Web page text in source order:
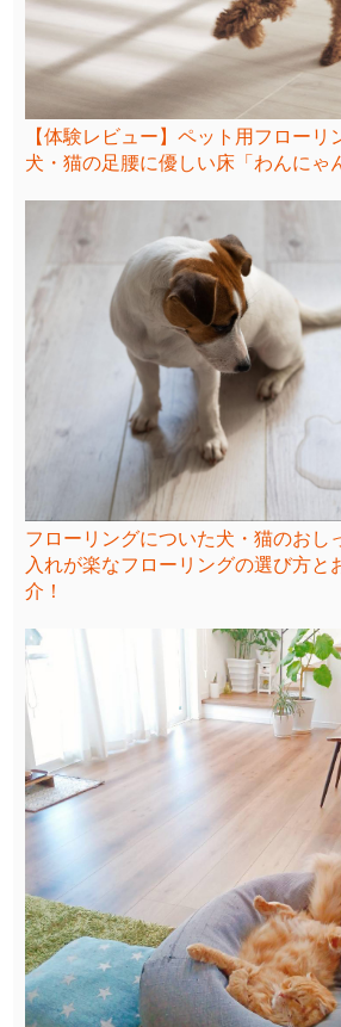
【体験レビュー】ペット用フローリ
犬・猫の足腰に優しい床「わんにゃ
フローリングについた犬・猫のおし
入れが楽なフローリングの選び方と
介！